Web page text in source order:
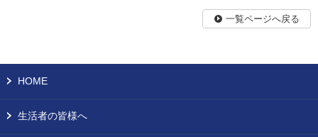
一覧ページへ戻る
HOME
生活者の皆様へ